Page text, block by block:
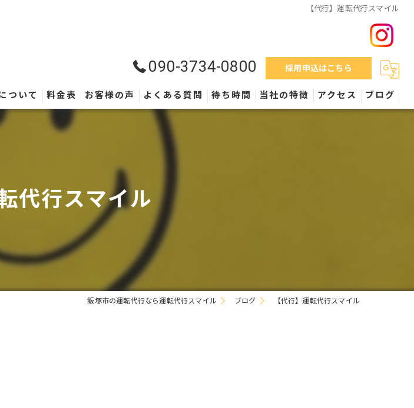
【代行】運転代行スマイル
090-3734-0800 採用申込はこちら
ついて 料金表 お客様の声 よくある質問 待ち時間 当社の特徴 アクセス ブログ
代行スマイル
飯塚市の運転代行なら運転代行スマイル ブログ 【代行】運転代行スマイル